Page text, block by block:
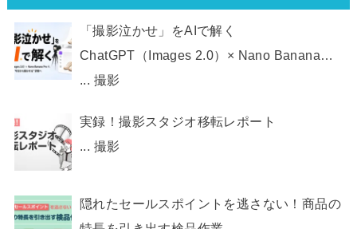
「撮影泣かせ」をAIで解く
ChatGPT（Images 2.0）× Nano Banana
Pro で、 EC画像制作を“今日から動かせ
... 撮影
実録！撮影スタジオ移転レポート
... 撮影
隠れたセールスポイントを逃さない！商品の